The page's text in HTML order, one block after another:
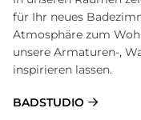
für Ihr neues
Atmosphäre zum
unsere Armaturen-,
inspirieren lassen.
BADSTUDIO